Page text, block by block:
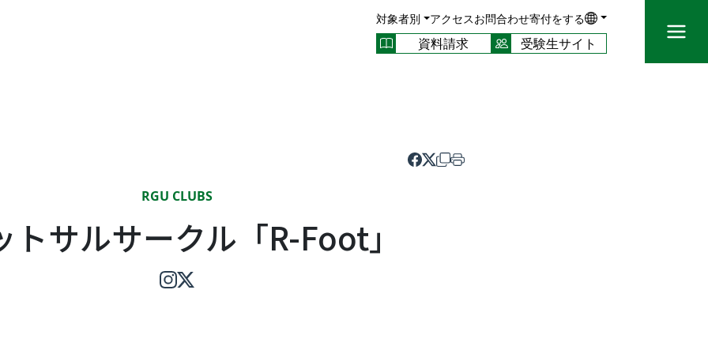
対象者別 アクセスお問合わせ寄付をする
資料請求 受験生サイト
RGU CLUBS
トサルサークル「R-Foot」